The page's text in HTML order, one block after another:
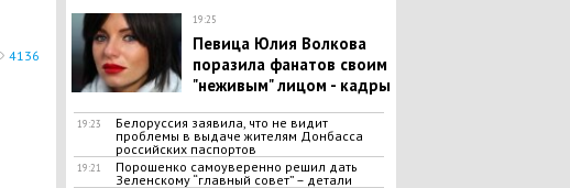
4136
19:25
Певица Юлия Волкова
поразила фанатов своим
"неживым" лицом - кадры
19:23
Белоруссия заявила, что не видит
проблемы в выдаче жителям Донбасса
российских паспортов
19:21
Порошенко самоуверенно решил дать
Зеленскому “главный совет” – детали